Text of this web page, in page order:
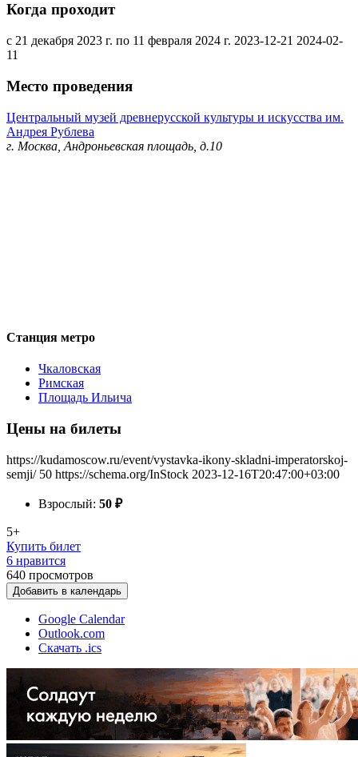
Когда проходит
с 21 декабря 2023 г. по 11 февраля 2024 г. 2023-12-21 2024-02-
11
Место проведения
Центральный музей древнерусской культуры и искусства им.
Андрея Рублева
г. Москва, Андроньевская площадь, д.10
Станция метро
Чкаловская
Римская
Площадь Ильича
Цены на билеты
https://kudamoscow.ru/event/vystavka-ikony-skladni-imperatorskoj-
semji/ 50 https://schema.org/InStock 2023-12-16T20:47:00+03:00
Взрослый: 50 ₽
5+
Купить билет
6 нравится
640 просмотров
Добавить в календарь
Google Calendar
Outlook.com
Скачать .ics